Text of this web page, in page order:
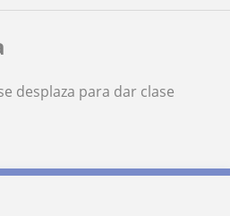
desplaza para dar clase